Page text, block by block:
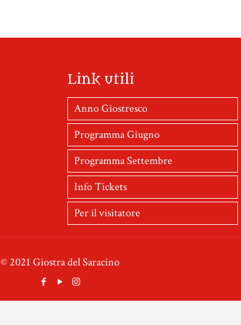
Link utili
Anno Giostresco
Programma Giugno
Programma Settembre
Info Tickets
Per il visitatore
© 2021 Giostra del Saracino